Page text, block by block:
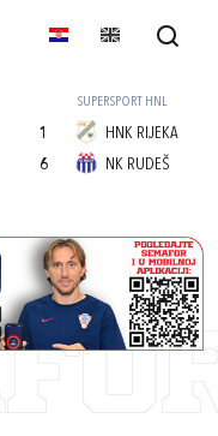
1
6
SUPERSPORT HNL
HNK RIJEKA
NK RUDEŠ